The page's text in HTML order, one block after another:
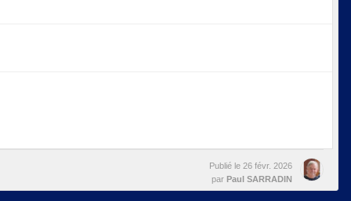
Publié le 26 févr. 2026
par Paul SARRADIN